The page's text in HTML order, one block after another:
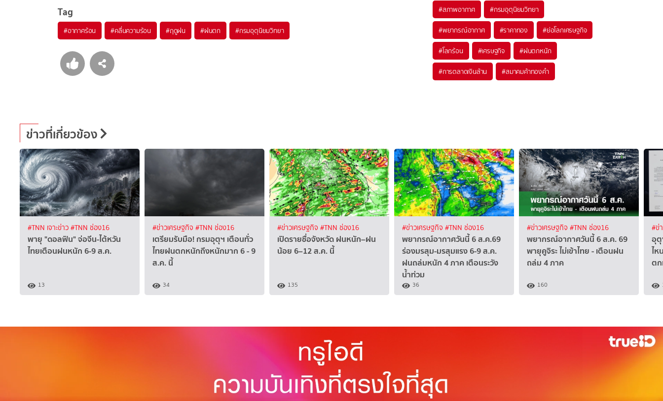
Tag
#อากาศร้อน #คลื่นความร้อน #ฤดูฝน #ฝนตก #กรมอุตุนิยมวิทยา
#สภาพอากาศ #กรมอุตุนิยมวิทยา
#พยากรณ์อากาศ #ราคาทอง #ย่อโลกเศรษฐกิจ
#โลกร้อน #เศรษฐกิจ #ฝนตกหนัก
#การตลาดเงินล้าน #สมาคมค้าทองคำ
ข่าวที่เกี่ยวข้อง
#TNN เจาะข่าว#TNN ช่อง16
พายุ "ดอลฟิน" จ่อจีน-ไต้หวัน
ไทยเตือนฝนหนัก 6-9 ส.ค.
13
#ข่าวเศรษฐกิจ #TNN ช่อง16
เตรียมรับมือ! กรมอุตุฯ เตือนทั่ว
ไทยฝนตกหนักถึงหนักมาก 6 - 9
ส.ค. นี้
34
#ข่าวเศรษฐกิจ #TNN ช่อง16
เปิดรายชื่อจังหวัด ฝนหนัก–ฝน
น้อย 6–12 ส.ค. นี้
135
#ข่าวเศรษฐกิจ #TNN ช่อง16
พยากรณ์อากาศวันนี้ 6 ส.ค.69
ร่องมรสุม-มรสุมแรง 6-9 ส.ค.
ฝนถล่มหนัก 4 ภาค เตือนระวัง
น้ำท่วม
36
#ข่าวเศรษฐกิจ #TNN ช่อง16
พยากรณ์อากาศวันนี้ 6 ส.ค. 69
พายุคูจิระ ไม่เข้าไทย - เตือนฝน
ถล่ม 4 ภาค
160
#ข่
อุตุ
ไห
ต